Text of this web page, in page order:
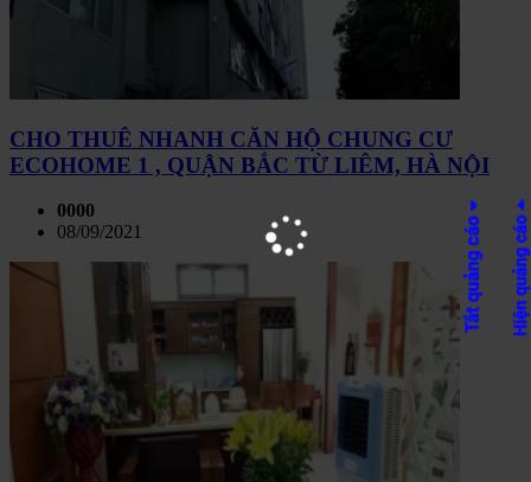
CHO THUÊ NHANH CĂN HỘ CHUNG CƯ
ECOHOME 1 , QUẬN BẮC TỪ LIÊM, HÀ NỘI
0000
08/09/2021